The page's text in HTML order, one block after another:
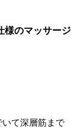
様のマッサージ
て深層筋まで